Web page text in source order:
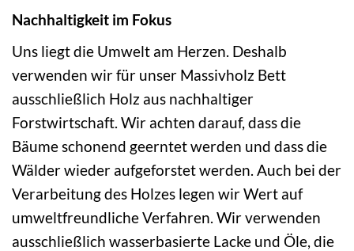
Nachhaltigkeit im Fokus
Uns liegt die Umwelt am Herzen. Deshalb
verwenden wir für unser Massivholz Bett
ausschließlich Holz aus nachhaltiger
Forstwirtschaft. Wir achten darauf, dass die
Bäume schonend geerntet werden und dass die
Wälder wieder aufgeforstet werden. Auch bei der
Verarbeitung des Holzes legen wir Wert auf
umweltfreundliche Verfahren. Wir verwenden
ausschließlich wasserbasierte Lacke und Öle, die